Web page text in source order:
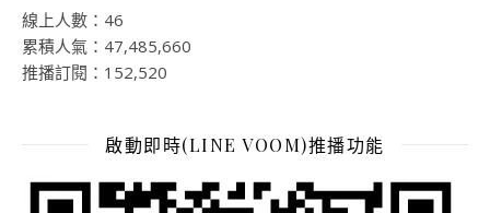
線上人數：46
累積人氣：47,485,660
推播訂閱：152,520
啟動即時(LINE VOOM)推播功能